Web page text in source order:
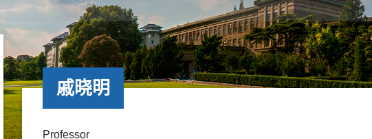
戚晓明
Professor